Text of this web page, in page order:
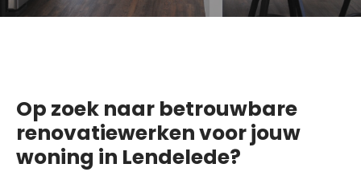
Op zoek naar betrouwbare
renovatiewerken voor jouw
woning in Lendelede?